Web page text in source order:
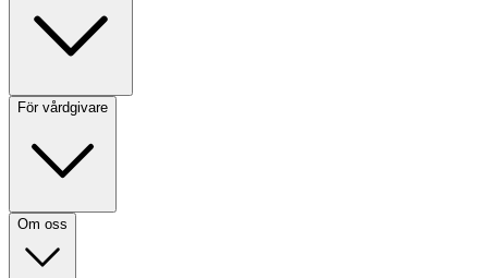
För vårdgivare
Om oss